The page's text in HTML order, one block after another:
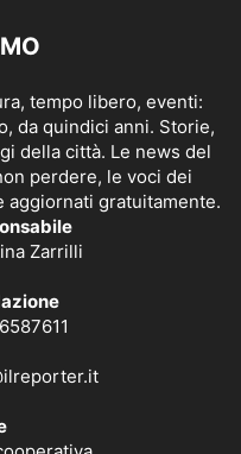
tempo libero, eventi:
da quindici anni. Storie,
della città. Le news del
perdere, le voci dei
aggiornati gratuitamente.
Zarrilli